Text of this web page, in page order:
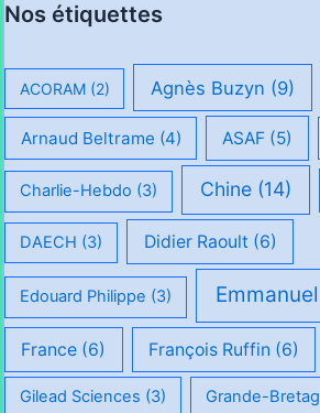
Nos étiquettes
ACORAM(2) Agnès Buzyn (9)
Arnaud Beltrame (4) ASAF (5)
Charlie-Hebdo (3) Chine (14)
DAECH (3) Didier Raoult (6)
Edouard Philippe (3)
France (6) François Ruffin (6)
Gilead Sciences (3) Grande-